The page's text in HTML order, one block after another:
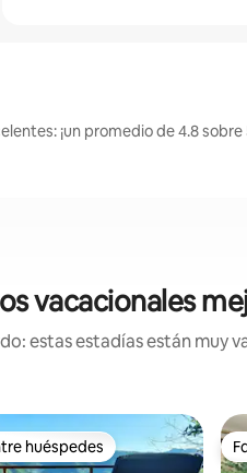
¡un promedio de 4.8 sobre
vacacionales
estas estadías están
huéspedes preferido
huéspedes